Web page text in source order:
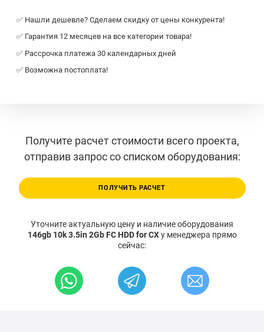
✅ Нашли дешевле? Сделаем скидку от цены конкурента!
✅ Гарантия 12 месяцев на все категории товара!
✅ Рассрочка платежа 30 календарных дней
✅ Возможна постоплата!
Получите расчет стоимости всего проекта,
отправив запрос со списком оборудования:
ПОЛУЧИТЬ РАСЧЕТ
Уточните актуальную цену и наличие оборудования
146gb 10k 3.5in 2Gb FC HDD for CXу менеджера прямо
сейчас: